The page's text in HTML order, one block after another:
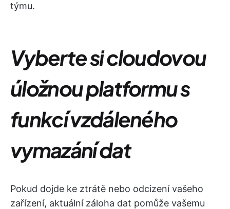
týmu.
Vyberte si cloudovou
úložnou platformu s
funkcí vzdáleného
vymazání dat
Pokud dojde ke ztrátě nebo odcizení vašeho
zařízení, aktuální záloha dat pomůže vašemu